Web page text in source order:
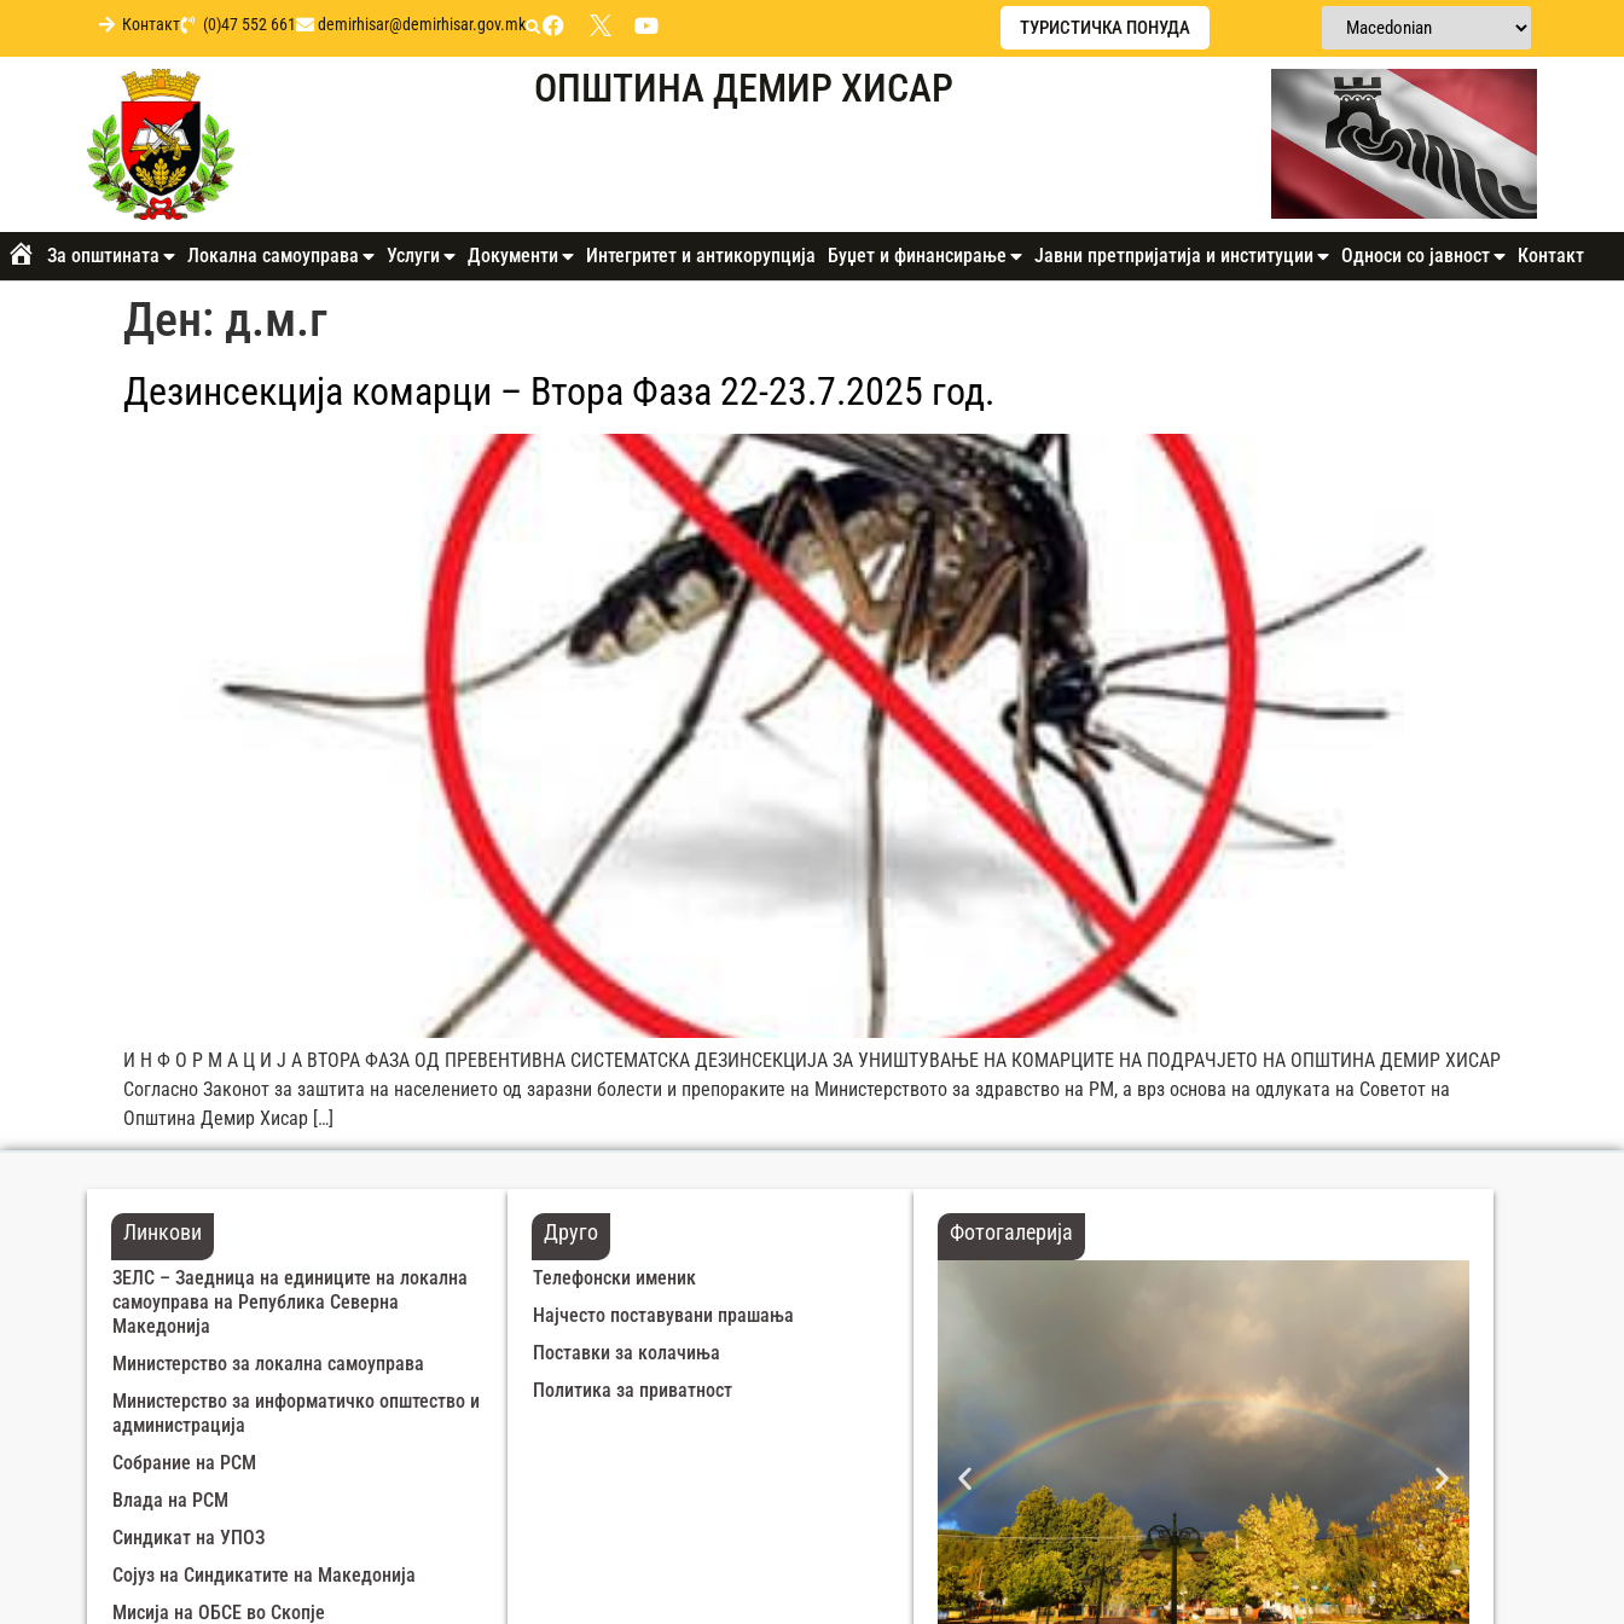
Контакт (0)47 552 661 demirhisar@demirhisar.gov.mk ТУРИСТИЧКА ПОНУДА
ОПШТИНА ДЕМИР ХИСАР
ПочетнаЗа општината Локална самоуправа Услуги Документи Интегритет и антикорупција Буџет и финансирање Јавни претпријатија и институции Односи со јавност Контакт
Ден: д.м.г
Дезинсекција комарци – Втора Фаза 22-23.7.2025 год.
И Н Ф О Р М А Ц И Ј А ВТОРА ФАЗА ОД ПРЕВЕНТИВНА СИСТЕМАТСКА ДЕЗИНСЕКЦИЈА ЗА УНИШТУВАЊЕ НА КОМАРЦИТЕ НА ПОДРАЧЈЕТО НА ОПШТИНА ДЕМИР ХИСАР
Согласно Законот за заштита на населението од заразни болести и препораките на Министерството за здравство на РМ, а врз основа на одлуката на Советот на
Општина Демир Хисар […]
Линкови
ЗЕЛС – Заедница на единиците на локална
самоуправа на Република Северна
Македонија
Министерство за локална самоуправа
Министерство за информатичко општество и
администрација
Собрание на РСМ
Влада на РСМ
Синдикат на УПОЗ
Сојуз на Синдикатите на Македонија
Мисија на ОБСЕ во Скопје
Друго
Телефонски именик
Најчесто поставувани прашања
Поставки за колачиња
Политика за приватност
Фотогалерија